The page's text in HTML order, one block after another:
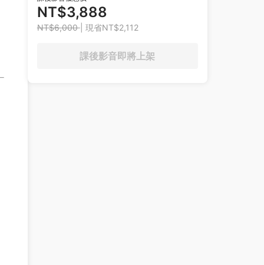
NT$3,888
NT$6,000| 現省NT$2,112
課後影音即將上架